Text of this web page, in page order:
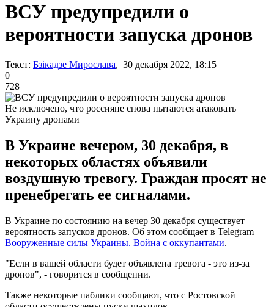
ВСУ предупредили о
вероятности запуска дронов
Текст: Бзікадзе Мирослава, 30 декабря 2022, 18:15
0
728
Не исключено, что россияне снова пытаются атаковать
Украину дронами
В Украине вечером, 30 декабря, в
некоторых областях объявили
воздушную тревогу. Граждан просят не
пренебрегать ее сигналами.
В Украине по состоянию на вечер 30 декабря существует
вероятность запусков дронов. Об этом сообщает в Telegram
Вооруженные силы Украины. Война с оккупантами.
"Если в вашей области будет объявлена тревога - это из-за
дронов", - говорится в сообщении.
Также некоторые паблики сообщают, что с Ростовской